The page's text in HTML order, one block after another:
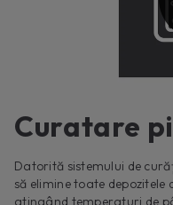
Curatare
Datorită sistemului de
să elimine toate depozitele
atingând temperaturi de